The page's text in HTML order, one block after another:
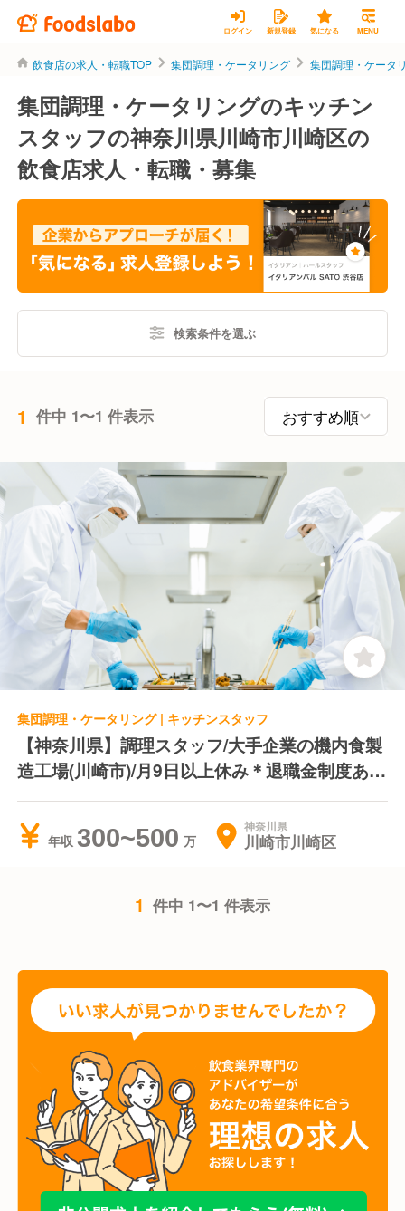
ログイン 新規登録 気になる MENU
飲食店の求人・転職TOP 集団調理・ケータリング 集団調理・ケータ
集団調理・ケータリングのキッチン
スタッフの神奈川県川崎市川崎区の
飲食店求人・転職・募集
検索条件を選ぶ
1 件中 1〜1 件表示
集団調理・ケータリング | キッチンスタッフ
【神奈川県】調理スタッフ/大手企業の機内食製
造工場(川崎市)/月9日以上休み＊退職金制度あり
＊寮あり
年収 300~500 神奈川県
川崎市川崎区
1 件中 1〜1 件表示